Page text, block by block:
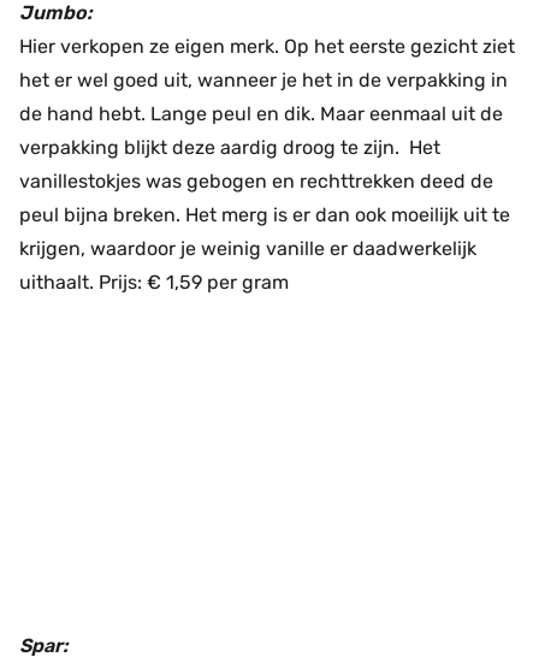
Jumbo:
Hier verkopen ze eigen merk. Op het eerste gezicht ziet
het er wel goed uit, wanneer je het in de verpakking in
de hand hebt. Lange peul en dik. Maar eenmaal uit de
verpakking blijkt deze aardig droog te zijn. Het
vanillestokjes was gebogen en rechttrekken deed de
peul bijna breken. Het merg is er dan ook moeilijk uit te
krijgen, waardoor je weinig vanille er daadwerkelijk
uithaalt. Prijs: € 1,59 per gram
Spar: